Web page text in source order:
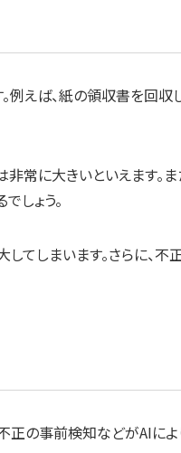
えば、紙の領収書を回
常に大きいといえます
しょう。
てしまいます。さらに、
の事前検知などがAIに